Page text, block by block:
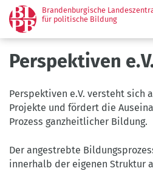
Direkt
zum
Inhalt
Brandenburgische
für politische Bildung
Perspektiven
Perspektiven e.V. versteht sich
Projekte und fördert die
Prozess ganzheitlicher Bildung.
Der angestrebte
innerhalb der eigenen Struktur